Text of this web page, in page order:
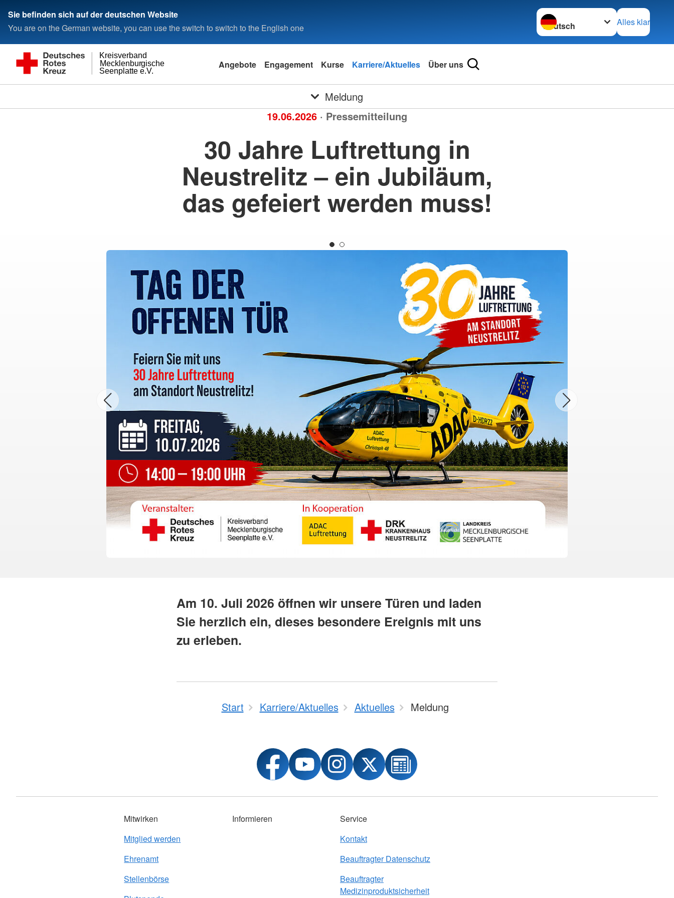
Sie befinden sich auf der deutschen Website
You are on the German website, you can use the switch to switch to the English one
Sprache wechseln zu
Alles klar
Seenplatte e.V.
Mecklenburgische
Kreisverband
Angebote Engagement Kurse Karriere/Aktuelles Über uns
Meldung
19.06.2026 · Pressemitteilung
30 Jahre Luftrettung in
Neustrelitz – ein Jubiläum,
das gefeiert werden muss!
Am 10. Juli 2026 öffnen wir unsere Türen und laden
Sie herzlich ein, dieses besondere Ereignis mit uns
zu erleben.
Start Karriere/Aktuelles Aktuelles Meldung
Mitwirken
Mitglied werden
Ehrenamt
Stellenbörse
Informieren
Service
Kontakt
Beauftragter Datenschutz
Beauftragter
Medizinproduktsicherheit